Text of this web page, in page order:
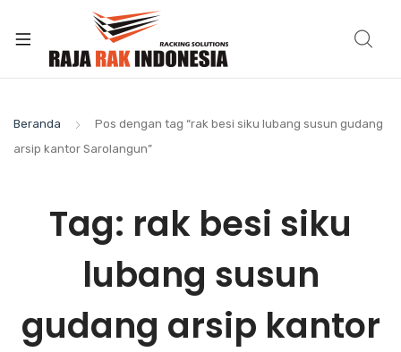
Beranda
Pos dengan tag “rak besi siku lubang susun gudang
arsip kantor Sarolangun”
Tag: rak besi siku
lubang susun
gudang arsip kantor